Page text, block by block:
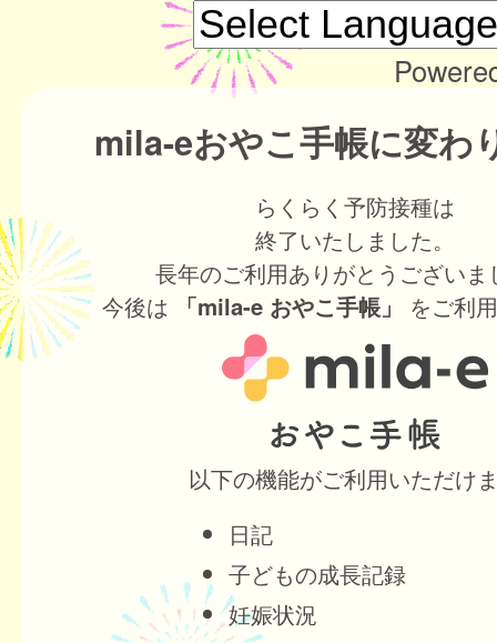
mila-eおやこ手帳に変わ
らくらく予防接種は
終了いたしました。
長年のご利用ありがとうございま
今後は
「mila-e おやこ手帳」 をご利
以下の機能がご利用いただけ
日記
子どもの成長記録
妊娠状況